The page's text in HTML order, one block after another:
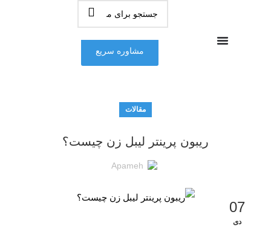
مشاوره سریع
مقالات
ریبون پرینتر لیبل زن چیست؟
Apameh
07
دی